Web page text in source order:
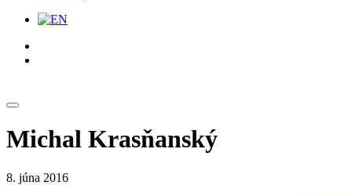
Michal Krasňanský
8. júna 2016